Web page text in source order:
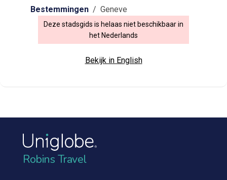
Bestemmingen / Geneve
Deze stadsgids is helaas niet beschikbaar in
het Nederlands
Bekijk in English
Robins Travel